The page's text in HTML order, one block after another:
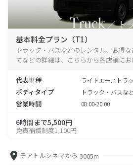
基本料金プラン（T1）
トラック・バスなどのレンタル、お得
てなどの詳細は、こちらから各店舗にお
代表車種 ライトエーストラ
ボディタイプ トラック・バスな
営業時間 08:00-20:00
6時間まで5,500円
免責補償制度1,100円
テアトルシネマから 3005m